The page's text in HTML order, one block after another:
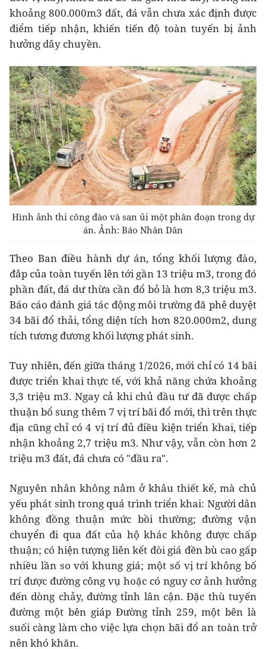
khoảng 800.000m3 đất, đá vẫn chưa xác định được
điểm tiếp nhận, khiến tiến độ toàn tuyến bị ảnh
hưởng dây chuyền.
Hình ảnh thi công đào và san ủi một phân đoạn trong dự
án. Ảnh: Báo Nhân Dân
Theo Ban điều hành dự án, tổng khối lượng đào,
đắp của toàn tuyến lên tới gần 13 triệu m3, trong đó
phần đất, đá dư thừa cần đổ bỏ là hơn 8,3 triệu m3.
Báo cáo đánh giá tác động môi trường đã phê duyệt
34 bãi đổ thải, tổng diện tích hơn 820.000m2, dung
tích tương đương khối lượng phát sinh.
Tuy nhiên, đến giữa tháng 1/2026, mới chỉ có 14 bãi
được triển khai thực tế, với khả năng chứa khoảng
3,3 triệu m3. Ngay cả khi chủ đầu tư đã được chấp
thuận bổ sung thêm 7 vị trí bãi đổ mới, thì trên thực
địa cũng chỉ có 4 vị trí đủ điều kiện triển khai, tiếp
nhận khoảng 2,7 triệu m3. Như vậy, vẫn còn hơn 2
triệu m3 đất, đá chưa có "đầu ra".
Nguyên nhân không nằm ở khâu thiết kế, mà chủ
yếu phát sinh trong quá trình triển khai: Người dân
không đồng thuận mức bồi thường; đường vận
chuyển đi qua đất của hộ khác không được chấp
thuận; có hiện tượng liên kết đòi giá đền bù cao gấp
nhiều lần so với khung giá; một số vị trí không bố
trí được đường công vụ hoặc có nguy cơ ảnh hưởng
đến dòng chảy, đường tỉnh lân cận. Đặc thù tuyến
đường một bên giáp Đường tỉnh 259, một bên là
suối càng làm cho việc lựa chọn bãi đổ an toàn trở
nên khó khăn.